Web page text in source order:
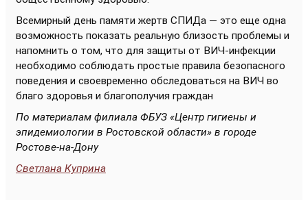
Всемирный день памяти жертв СПИДа — это еще одна
возможность показать реальную близость проблемы и
напомнить о том, что для защиты от ВИЧ-инфекции
необходимо соблюдать простые правила безопасного
поведения и своевременно обследоваться на ВИЧ во
благо здоровья и благополучия граждан
По материалам филиала ФБУЗ «Центр гигиены и
эпидемиологии в Ростовской области» в городе
Ростове-на-Дону
Светлана Куприна